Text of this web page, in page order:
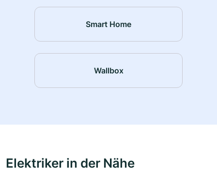
Smart Home
Wallbox
Elektriker in der Nähe